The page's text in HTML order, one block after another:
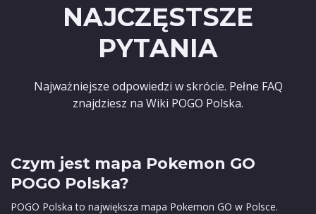
NAJCZĘSTSZE
PYTANIA
Najważniejsze odpowiedzi w skrócie. Pełne FAQ
znajdziesz na Wiki POGO Polska.
Czym jest mapa Pokemon GO
POGO Polska?
POGO Polska to największa mapa Pokemon GO w Polsce.